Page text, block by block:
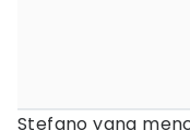
Stefano yang